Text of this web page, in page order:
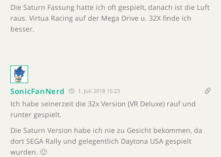
Die Saturn Fassung hatte ich oft gespielt, danach ist die Luft
raus. Virtua Racing auf der Mega Drive u. 32X finde ich
besser.
SonicFanNerd 1. Juli 2018 15:23
Ich habe seinerzeit die 32x Version (VR Deluxe) rauf und
runter gespielt.
Die Saturn Version habe ich nie zu Gesicht bekommen, da
dort SEGA Rally und gelegentlich Daytona USA gespielt
wurden. 🙂